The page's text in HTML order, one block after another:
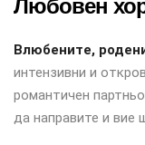
Любовен
Влюбените,
интензивни и
романтичен
да направите и вие